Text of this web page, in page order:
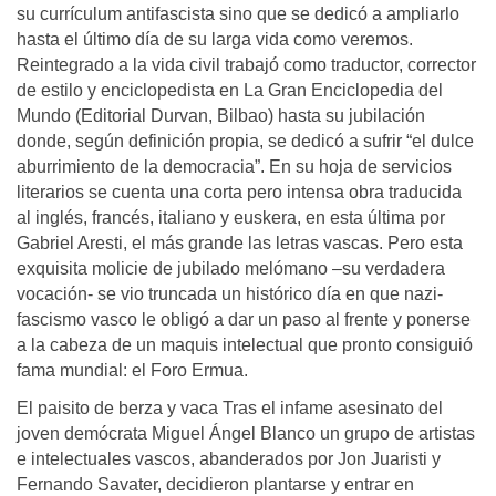
su currículum antifascista sino que se dedicó a ampliarlo
hasta el último día de su larga vida como veremos.
Reintegrado a la vida civil trabajó como traductor, corrector
de estilo y enciclopedista en La Gran Enciclopedia del
Mundo (Editorial Durvan, Bilbao) hasta su jubilación
donde, según definición propia, se dedicó a sufrir “el dulce
aburrimiento de la democracia”. En su hoja de servicios
literarios se cuenta una corta pero intensa obra traducida
al inglés, francés, italiano y euskera, en esta última por
Gabriel Aresti, el más grande las letras vascas. Pero esta
exquisita molicie de jubilado melómano –su verdadera
vocación- se vio truncada un histórico día en que nazi-
fascismo vasco le obligó a dar un paso al frente y ponerse
a la cabeza de un maquis intelectual que pronto consiguió
fama mundial: el Foro Ermua.
El paisito de berza y vaca Tras el infame asesinato del
joven demócrata Miguel Ángel Blanco un grupo de artistas
e intelectuales vascos, abanderados por Jon Juaristi y
Fernando Savater, decidieron plantarse y entrar en